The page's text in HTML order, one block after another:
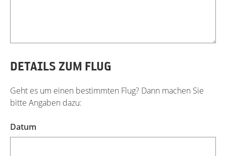
DETAILS ZUM FLUG
Geht es um einen bestimmten Flug? Dann machen Sie
bitte Angaben dazu:
Datum